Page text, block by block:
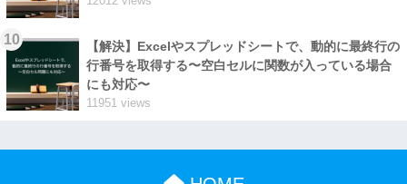
10
【解決】Excelやスプレッドシートで、動的に最終行の
行番号を取得する〜空白セルに関数が入っている場合
にも対応〜
11951 views